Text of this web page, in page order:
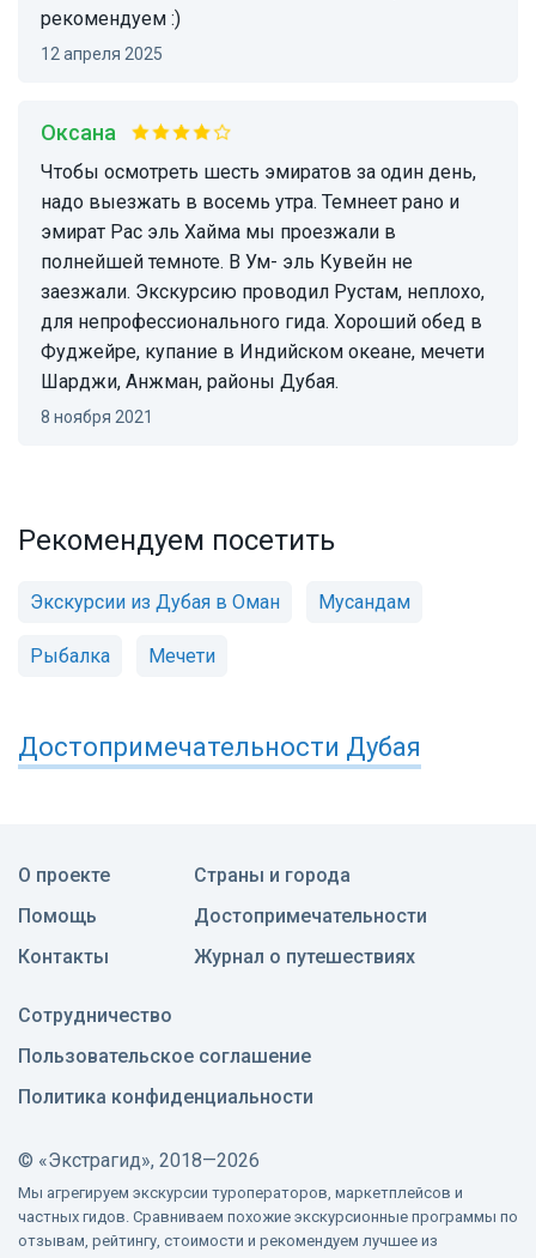
рекомендуем :)
12 апреля 2025
Оксана
Чтобы осмотреть шесть эмиратов за один день,
надо выезжать в восемь утра. Темнеет рано и
эмират Рас эль Хайма мы проезжали в
полнейшей темноте. В Ум- эль Кувейн не
заезжали. Экскурсию проводил Рустам, неплохо,
для непрофессионального гида. Хороший обед в
Фуджейре, купание в Индийском океане, мечети
Шарджи, Анжман, районы Дубая.
8 ноября 2021
Рекомендуем посетить
Экскурсии из Дубая в Оман Мусандам
Рыбалка Мечети
Достопримечательности Дубая
О проекте
Помощь
Контакты
Страны и города
Достопримечательности
Журнал о путешествиях
Сотрудничество
Пользовательское соглашение
Политика конфиденциальности
© «Экстрагид», 2018—2026
Мы агрегируем экскурсии туроператоров, маркетплейсов и
частных гидов. Сравниваем похожие экскурсионные программы по
отзывам, рейтингу, стоимости и рекомендуем лучшее из